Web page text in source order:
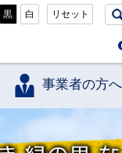
黒 白 リセット
事業者の方へ